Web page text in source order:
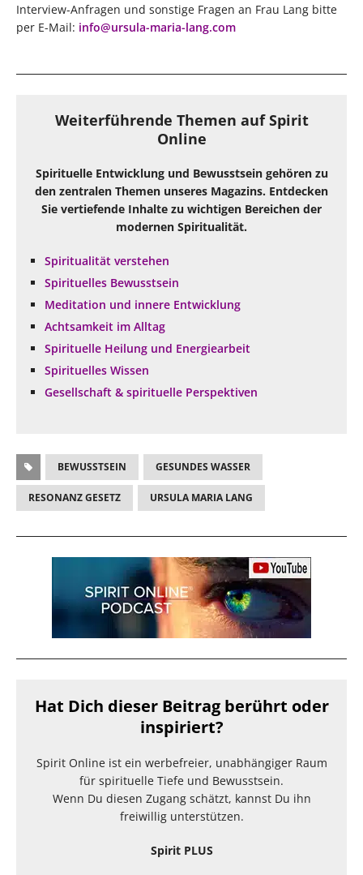
Interview-Anfragen und sonstige Fragen an Frau Lang bitte
per E-Mail: info@ursula-maria-lang.com
Weiterführende Themen auf Spirit
Online
Spirituelle Entwicklung und Bewusstsein gehören zu
den zentralen Themen unseres Magazins. Entdecken
Sie vertiefende Inhalte zu wichtigen Bereichen der
modernen Spiritualität.
Spiritualität verstehen
Spirituelles Bewusstsein
Meditation und innere Entwicklung
Achtsamkeit im Alltag
Spirituelle Heilung und Energiearbeit
Spirituelles Wissen
Gesellschaft & spirituelle Perspektiven
BEWUSSTSEIN GESUNDES WASSER
RESONANZ GESETZ URSULA MARIA LANG
Hat Dich dieser Beitrag berührt oder
inspiriert?
Spirit Online ist ein werbefreier, unabhängiger Raum
für spirituelle Tiefe und Bewusstsein.
Wenn Du diesen Zugang schätzt, kannst Du ihn
freiwillig unterstützen.
Spirit PLUS